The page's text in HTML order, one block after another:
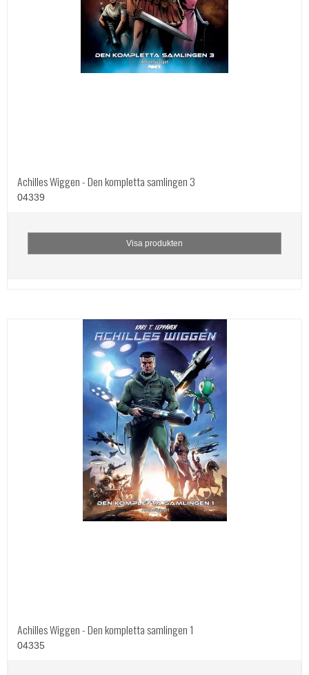
Achilles Wiggen - Den kompletta samlingen 3
04339
Visa produkten
Achilles Wiggen - Den kompletta samlingen 1
04335